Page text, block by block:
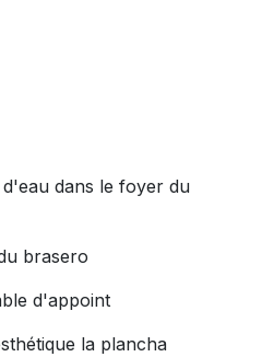
dans le foyer du
brasero
d'appoint
la plancha